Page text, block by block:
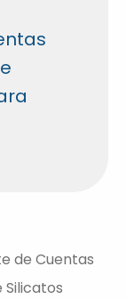
de Cuentas